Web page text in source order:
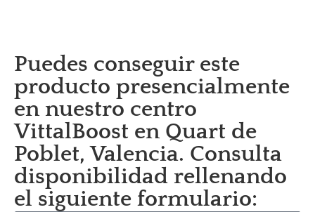
Puedes conseguir este
producto presencialmente
en nuestro centro
VittalBoost en Quart de
Poblet, Valencia. Consulta
disponibilidad rellenando
el siguiente formulario: